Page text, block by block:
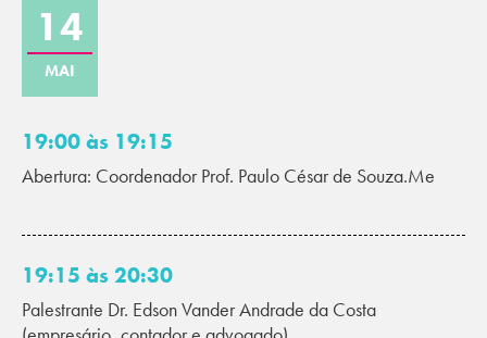
14
MAI
19:00 às 19:15
Abertura: Coordenador Prof. Paulo César de Souza.Me
19:15 às 20:30
Palestrante Dr. Edson Vander Andrade da Costa